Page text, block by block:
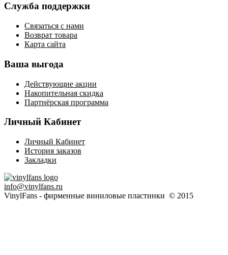
Служба поддержки
Связаться с нами
Возврат товара
Карта сайта
Ваша выгода
Действующие акции
Накопительная скидка
Партнёрская программа
Личный Кабинет
Личный Кабинет
История заказов
Закладки
info@vinylfans.ru
VinylFans - фирменные виниловые пластинки © 2015